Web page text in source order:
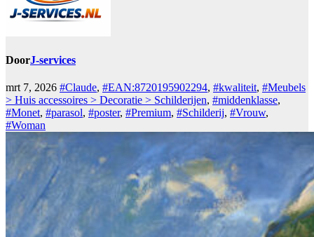
DoorJ-services
mrt 7, 2026 #Claude, #EAN:8720195902294, #kwaliteit, #Meubels
> Huis accessoires > Decoratie > Schilderijen, #middenklasse,
#Monet, #parasol, #poster, #Premium, #Schilderij, #Vrouw,
#Woman